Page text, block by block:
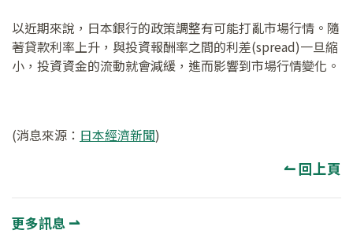
以近期來說，日本銀行的政策調整有可能打亂市場行情。隨
著貸款利率上升，與投資報酬率之間的利差(spread)一旦縮
小，投資資金的流動就會減緩，進而影響到市場行情變化。
(消息來源： 日本經濟新聞)
↼ 回上頁
更多訊息 ⇀